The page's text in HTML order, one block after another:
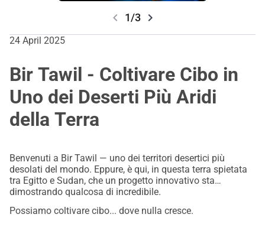
chevron_left 1/3 chevron_right
24 April 2025
Bir Tawil - Coltivare Cibo in
Uno dei Deserti Più Aridi
della Terra
Benvenuti a Bir Tawil — uno dei territori desertici più
desolati del mondo. Eppure, è qui, in questa terra spietata
tra Egitto e Sudan, che un progetto innovativo sta
dimostrando qualcosa di incredibile.
Possiamo coltivare cibo... dove nulla cresce.